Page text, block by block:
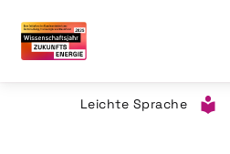
Leichte Sprache